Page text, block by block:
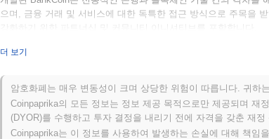
으며, 금융 거래 및 서비스에 대한 독특한 접근 방식으로 주목을
BankCoin의 향후 계획은 무엇인가요?
BankCoin은 2023년 4분기에 예정된 로드맵 업데이트와 함께 흥
화하고 사용자 경험 및 거래 효율성을 개선하기 위한 간소화된
(DeFi) 애플리케이션의 채택과 이해를 촉진하기 위한 일련의 교
사용 사례를 탐색하기 위해 금융 기관과의 파트너십을 확대하는
합니다. BankCoin이 야심찬 커뮤니티 목표를 향해 계속 나아가는
더 보기
암호화폐는 매우 변동성이 크며 상당한 위험이 따릅니다. 귀하
Coinpaprika의 모든 정보는 정보 제공 목적으로만 제공되며 재
(DYOR)를 수행하고 투자 결정을 내리기 전에 자격을 갖춘 재정
Coinpaprika는 이 정보를 사용하여 발생하는 손실에 대해 책임